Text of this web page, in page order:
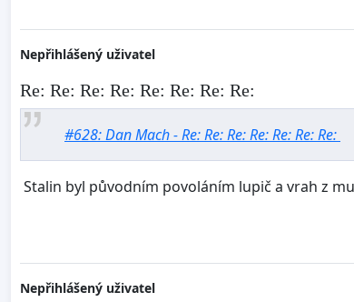
Nepřihlášený uživatel
Re: Re: Re: Re: Re: Re: Re: Re:
#628: Dan Mach - Re: Re: Re: Re: Re: Re: Re:
Stalin byl původním povoláním lupič a vrah z
Nepřihlášený uživatel